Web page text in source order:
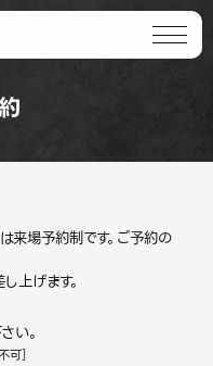
場予約制です。ご予約の
上げます。
い。
］